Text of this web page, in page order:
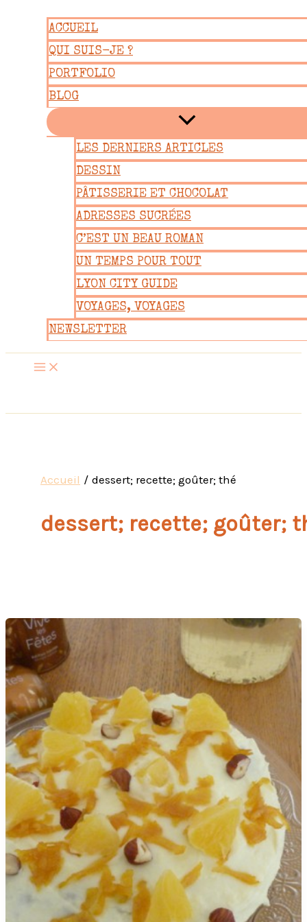
contenu
ACCUEIL
QUI SUIS-JE ?
PORTFOLIO
BLOG
LES DERNIERS ARTICLES
DESSIN
PÂTISSERIE ET CHOCOLAT
ADRESSES SUCRÉES
C’EST UN BEAU ROMAN
UN TEMPS POUR TOUT
LYON CITY GUIDE
VOYAGES, VOYAGES
NEWSLETTER
Accueil dessert; recette; goûter; thé
dessert; recette; goûter;